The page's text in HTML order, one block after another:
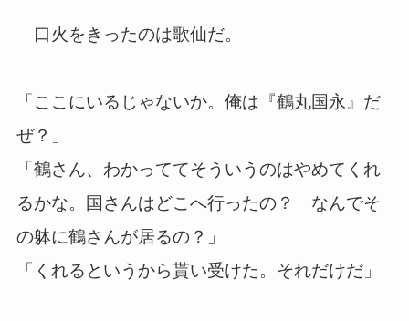
口火をきったのは歌仙だ。
「ここにいるじゃないか。俺は『鶴丸国永』だ
ぜ？」
「鶴さん、わかっててそういうのはやめてくれ
るかな。国さんはどこへ行ったの？ なんでそ
の躰に鶴さんが居るの？」
「くれるというから貰い受けた。それだけだ」